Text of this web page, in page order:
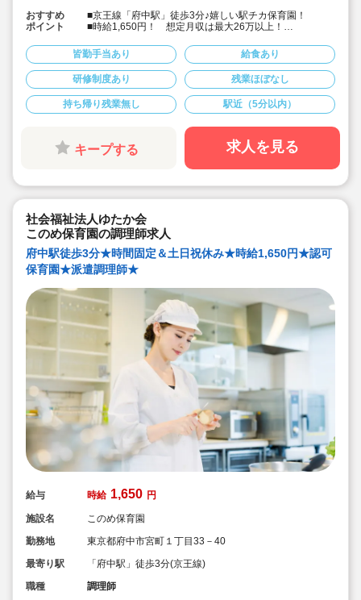
おすすめ
ポイント
■京王線「府中駅」徒歩3分♪嬉しい駅チカ保育園！
■時給1,650円！ 想定月収は最大26万以上！
■保育園に関わらず大量調理の経験者優遇。
■定員73名、中規模な認可保育園！「愛情あふれる保
育」を大切にしています
■キララサポートはお仕事探しから入職後のフォローまで
しっかりサポートいたします☆
■まずはお気軽にご相談ください！
皆勤手当あり 給食あり
研修制度あり 残業ほぼなし
持ち帰り残業無し 駅近（5分以内）
キープする 求人を見る
社会福祉法人ゆたか会
このめ保育園の調理師求人
府中駅徒歩3分★時間固定＆土日祝休み★時給1,650円★認可
保育園★派遣調理師★
給与 時給 1,650 円
施設名
このめ保育園
勤務地
東京都府中市宮町１丁目33－40
最寄り駅
「府中駅」徒歩3分(京王線)
職種
調理師